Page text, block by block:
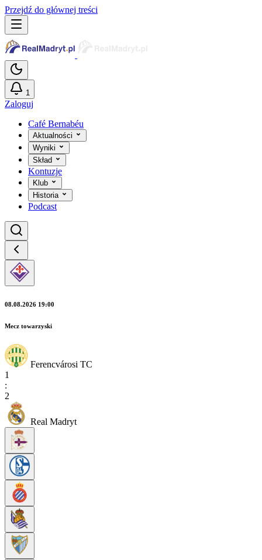
Przejdź do głównej treści
1
Zaloguj
Café Bernabéu
Aktualności
Wyniki
Skład
Kontuzje
Klub
Historia
Podcast
08.08.2026 19:00
Mecz towarzyski
Ferencvárosi TC
1
:
2
Real Madryt